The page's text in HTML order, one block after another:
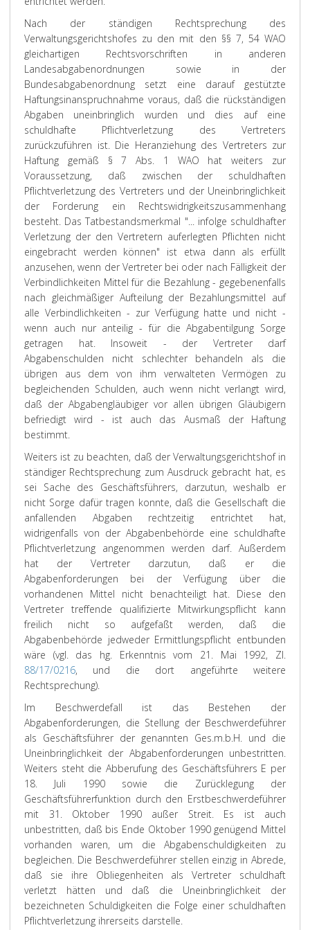
Nach der ständigen Rechtsprechung des
Verwaltungsgerichtshofes zu den mit den §§ 7, 54 WAO
gleichartigen Rechtsvorschriften in anderen
Landesabgabenordnungen sowie in der
Bundesabgabenordnung setzt eine darauf gestützte
Haftungsinanspruchnahme voraus, daß die rückständigen
Abgaben uneinbringlich wurden und dies auf eine
schuldhafte Pflichtverletzung des Vertreters
zurückzuführen ist. Die Heranziehung des Vertreters zur
Haftung gemäß § 7 Abs. 1 WAO hat weiters zur
Voraussetzung, daß zwischen der schuldhaften
Pflichtverletzung des Vertreters und der Uneinbringlichkeit
der Forderung ein Rechtswidrigkeitszusammenhang
besteht. Das Tatbestandsmerkmal "... infolge schuldhafter
Verletzung der den Vertretern auferlegten Pflichten nicht
eingebracht werden können" ist etwa dann als erfüllt
anzusehen, wenn der Vertreter bei oder nach Fälligkeit der
Verbindlichkeiten Mittel für die Bezahlung - gegebenenfalls
nach gleichmäßiger Aufteilung der Bezahlungsmittel auf
alle Verbindlichkeiten - zur Verfügung hatte und nicht -
wenn auch nur anteilig - für die Abgabentilgung Sorge
getragen hat. Insoweit - der Vertreter darf
Abgabenschulden nicht schlechter behandeln als die
übrigen aus dem von ihm verwalteten Vermögen zu
begleichenden Schulden, auch wenn nicht verlangt wird,
daß der Abgabengläubiger vor allen übrigen Gläubigern
befriedigt wird - ist auch das Ausmaß der Haftung
bestimmt.
Weiters ist zu beachten, daß der Verwaltungsgerichtshof in
ständiger Rechtsprechung zum Ausdruck gebracht hat, es
sei Sache des Geschäftsführers, darzutun, weshalb er
nicht Sorge dafür tragen konnte, daß die Gesellschaft die
anfallenden Abgaben rechtzeitig entrichtet hat,
widrigenfalls von der Abgabenbehörde eine schuldhafte
Pflichtverletzung angenommen werden darf. Außerdem
hat der Vertreter darzutun, daß er die
Abgabenforderungen bei der Verfügung über die
vorhandenen Mittel nicht benachteiligt hat. Diese den
Vertreter treffende qualifizierte Mitwirkungspflicht kann
freilich nicht so aufgefaßt werden, daß die
Abgabenbehörde jedweder Ermittlungspflicht entbunden
wäre (vgl. das hg. Erkenntnis vom 21. Mai 1992, Zl.
88/17/0216, und die dort angeführte weitere
Rechtsprechung).
Im Beschwerdefall ist das Bestehen der
Abgabenforderungen, die Stellung der Beschwerdeführer
als Geschäftsführer der genannten Ges.m.b.H. und die
Uneinbringlichkeit der Abgabenforderungen unbestritten.
Weiters steht die Abberufung des Geschäftsführers E per
18. Juli 1990 sowie die Zurücklegung der
Geschäftsführerfunktion durch den Erstbeschwerdeführer
mit 31. Oktober 1990 außer Streit. Es ist auch
unbestritten, daß bis Ende Oktober 1990 genügend Mittel
vorhanden waren, um die Abgabenschuldigkeiten zu
begleichen. Die Beschwerdeführer stellen einzig in Abrede,
daß sie ihre Obliegenheiten als Vertreter schuldhaft
verletzt hätten und daß die Uneinbringlichkeit der
bezeichneten Schuldigkeiten die Folge einer schuldhaften
Pflichtverletzung ihrerseits darstelle.